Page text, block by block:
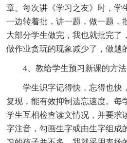
章。每次讲《学习之友》时，学
一边转着批，讲一题，做一题，
大部分学生做完，我也就批完了
做作业贪玩的现象减少了，做题
4、教给学生预习新课的方法
学生识字记得快，忘得也快
复现，能有效抑制遗忘速度。每
学生互相检查读文情况，并要求
字注音，勾画生字或由生字组成